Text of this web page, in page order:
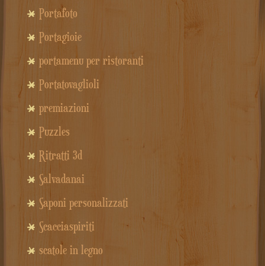
Portafoto
Portagioie
portamenu per ristoranti
Portatovaglioli
premiazioni
Puzzles
Ritratti 3d
Salvadanai
Saponi personalizzati
Scacciaspiriti
scatole in legno